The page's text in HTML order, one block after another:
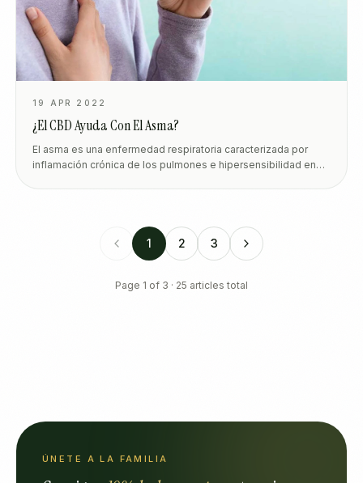
19 APR 2022
¿El CBD Ayuda Con El Asma?
El asma es una enfermedad respiratoria caracterizada por
inflamación crónica de los pulmones e hipersensibilidad en
1 2 3
Page 1 of 3 · 25 articles total
ÚNETE A LA FAMILIA